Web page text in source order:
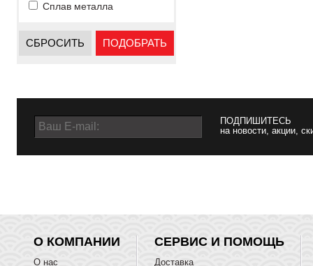
Сплав металла
СБРОСИТЬ ПОДОБРАТЬ
ПОДПИШИТЕСЬ
на новости, акции,
О КОМПАНИИ
О нас
СЕРВИС И ПОМОЩЬ
Доставка